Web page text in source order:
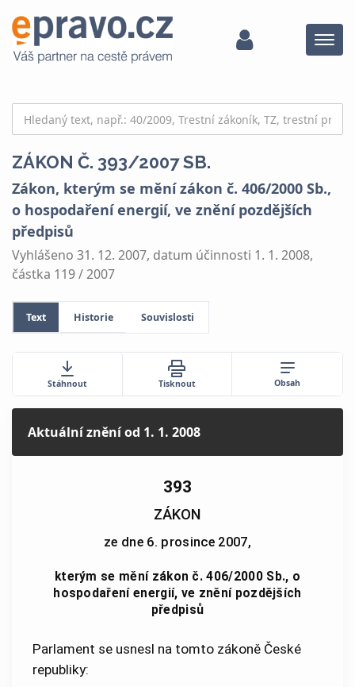
Menu
ZÁKON Č. 393/2007 SB.
Zákon, kterým se mění zákon č. 406/2000 Sb.,
o hospodaření energií, ve znění pozdějších
předpisů
Vyhlášeno 31. 12. 2007, datum účinnosti 1. 1. 2008,
částka 119 / 2007
Text Historie Souvislosti
Stáhnout Tisknout Obsah
Aktuální zněníod 1. 1. 2008
393
ZÁKON
ze dne 6. prosince 2007,
kterým se mění zákon č. 406/2000 Sb., o
hospodaření energií, ve znění pozdějších
předpisů
Parlament se usnesl na tomto zákoně České
republiky: